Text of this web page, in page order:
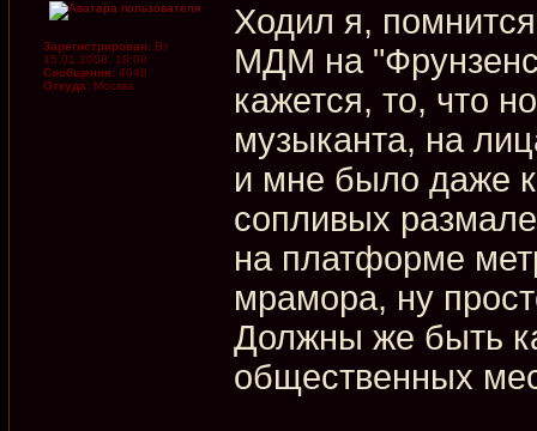
Зарегистрирован: Вт
15.01.2008, 18:00
Сообщения: 4048
Откуда: Москва
Ходил я,
МДМ на
кажется, то, что
музыканта, на
и мне было даже
сопливых
на платформе
мрамора, ну
Должны же быть
общественных